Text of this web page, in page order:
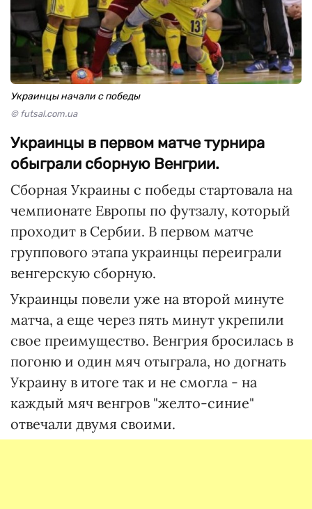
Украинцы начали с победы
© futsal.com.ua
Украинцы в первом матче турнира
обыграли сборную Венгрии.
Сборная Украины с победы стартовала на
чемпионате Европы по футзалу, который
проходит в Сербии. В первом матче
группового этапа украинцы переиграли
венгерскую сборную.
Украинцы повели уже на второй минуте
матча, а еще через пять минут укрепили
свое преимущество. Венгрия бросилась в
погоню и один мяч отыграла, но догнать
Украину в итоге так и не смогла - на
каждый мяч венгров "желто-синие"
отвечали двумя своими.